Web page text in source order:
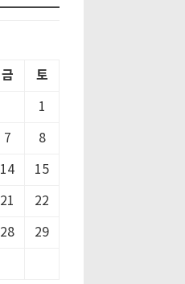
금 토
1
7 8
14 15
21 22
28 29